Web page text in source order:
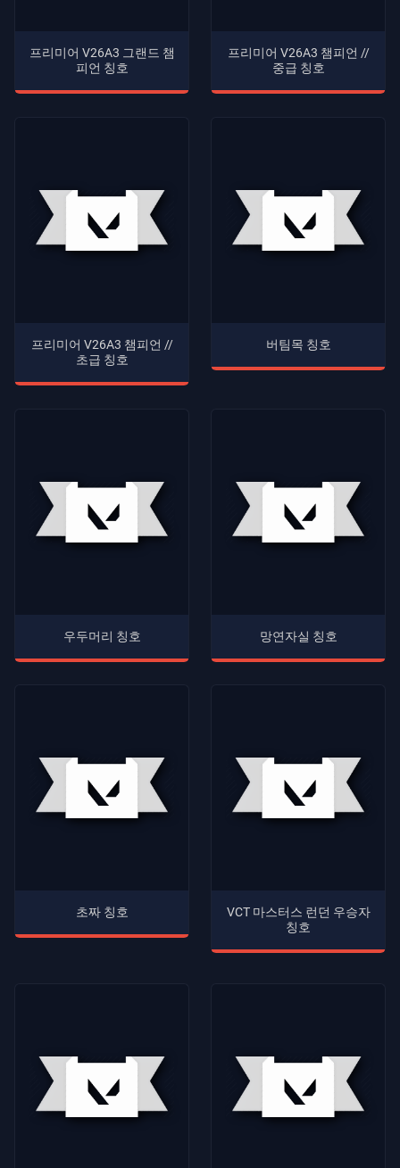
프리미어 V26A3 그랜드 챔
피언 칭호
프리미어 V26A3 챔피언 //
중급 칭호
프리미어 V26A3 챔피언 //
초급 칭호
버팀목 칭호
우두머리 칭호 망연자실 칭호
초짜 칭호
VCT 마스터스 런던 우승자
칭호